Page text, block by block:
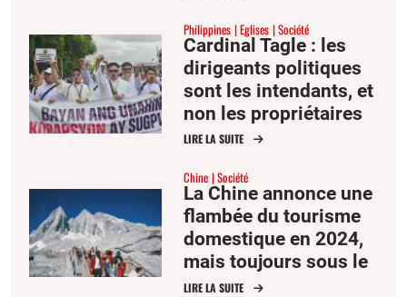
Philippines Eglises Société
Cardinal Tagle : les
dirigeants politiques
sont les intendants, et
non les propriétaires
des richesses
LIRE LA SUITE
Chine Société
La Chine annonce une
flambée du tourisme
domestique en 2024,
mais toujours sous le
niveau de 2019
LIRE LA SUITE